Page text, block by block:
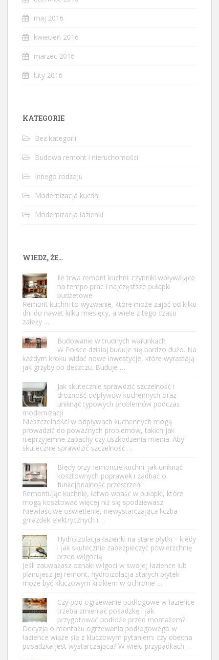
maj 2016
kwiecień 2016
marzec 2016
luty 2016
KATEGORIE
Bez kategorii
Budowa remont i nieruchomości
Innego rodzaju
Modernizacja kuchni
Modernizacja łazienki
WIEDZ, ŻE…
Ile trwa remont kuchni: czynniki wpływające
na tempo prac i najczęstsze pułapki
budżetowe
Remont kuchni to wyzwanie, które może zająć od kilku
dni do nawet kilku miesięcy, a wiele z tego czasu
zależy …
Budowanie w trudnych warunkach
W Polsce dzisiaj buduje się bardzo dużo. Na
każdym kroku widać nowe inwestycje, które wyrastają
jak grzyby po deszczu. Buduje …
Jak skutecznie sprawdzić szczelność i
drożność odpływów kuchennych oraz
uniknąć typowych problemów podczas
modernizacji
Nieszczelności w odpływach kuchennych mogą
prowadzić do poważnych problemów, takich jak
nieprzyjemne zapachy czy uszkodzenia mienia. Aby
skutecznie sprawdzić szczelność …
Błędy przy remoncie kuchni: jak uniknąć
kosztownych poprawek i zadbać o
funkcjonalność przestrzeni
Remontując kuchnię, łatwo wpaść w pułapki, które
mogą kosztować więcej niż się spodziewasz.
Niewłaściwe oświetlenie, niewystarczająca liczba
gniazdek elektrycznych i …
Hydroizolacja łazienki na stare płytki – kiedy
i jak skutecznie zabezpieczyć powierzchnię
przed wilgocią
Jeśli zauważasz oznaki wilgoci w swojej łazience lub
planujesz jej remont, hydroizolacja starych płytek
może być kluczowym krokiem w ochronie …
Czy pod ogrzewanie podłogowe w łazience
trzeba zmieniać posadzkę i jak
przygotować podłoże przed montażem?
Decyzja o montażu ogrzewania podłogowego w
łazience wiąże się z kluczowym pytaniem: czy obecna
posadzka jest wystarczająca? W wielu przypadkach …